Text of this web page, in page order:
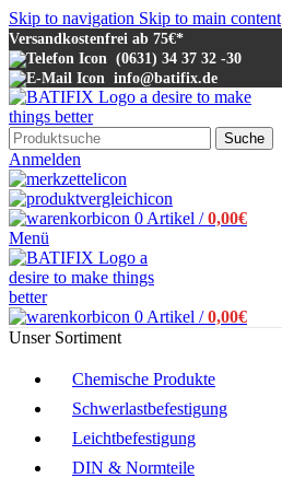
Skip to navigation Skip to main content
Versandkostenfrei ab 75€*
(0631) 34 37 32 -30
info@batifix.de
Suche
Anmelden
0 Artikel / 0,00€
Menü
0 Artikel / 0,00€
Unser Sortiment
Chemische Produkte
Schwerlastbefestigung
Leichtbefestigung
DIN & Normteile